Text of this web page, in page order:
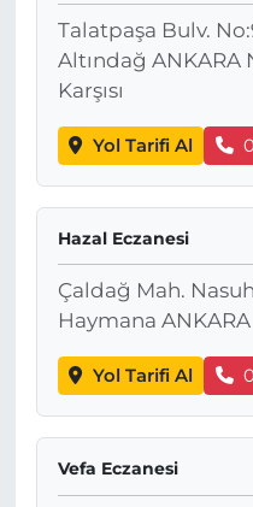
Talatpaşa Bulv.
Altındağ ANKARA
Karşısı
Yol Tarifi Al
Hazal Eczanesi
Çaldağ Mah.
Haymana ANKARA
Yol Tarifi Al
Vefa Eczanesi